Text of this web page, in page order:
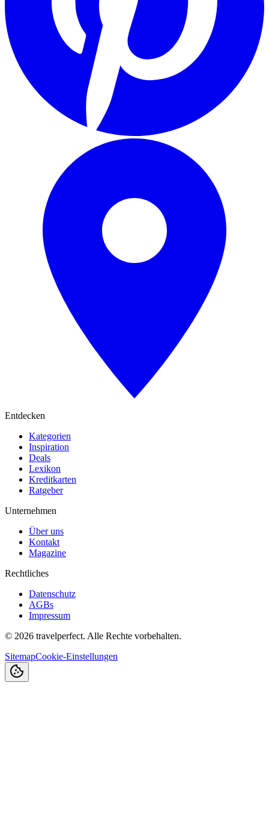
Entdecken
Kategorien
Inspiration
Deals
Lexikon
Kreditkarten
Ratgeber
Unternehmen
Über uns
Kontakt
Magazine
Rechtliches
Datenschutz
AGBs
Impressum
© 2026 travelperfect. Alle Rechte vorbehalten.
SitemapCookie-Einstellungen